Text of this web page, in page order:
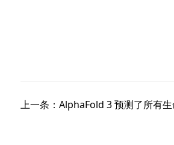
上一条：AlphaFold 3 预测了所有